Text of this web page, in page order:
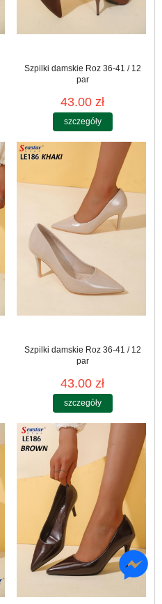
Szpilki damskie Roz 36-41 / 12
par
43.00 zł
szczegóły
Szpilki damskie Roz 36-41 / 12
par
43.00 zł
szczegóły